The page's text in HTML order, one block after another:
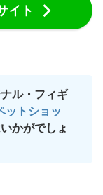
イト
ル・フィギ
ットショッ
かがでしょ